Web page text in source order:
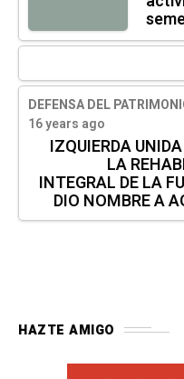
DEFENSA DEL
16 years ago
IZQUIERDA
LA
INTEGRAL DE LA
DIO NOMBRE A
HAZTE AMIGO